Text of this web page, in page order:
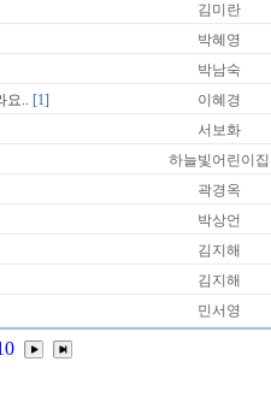
김미란
박혜영
박남숙
요.. [1] 이혜경
서보화
하늘빛어린이집
곽경옥
박상언
김지해
김지해
민서영